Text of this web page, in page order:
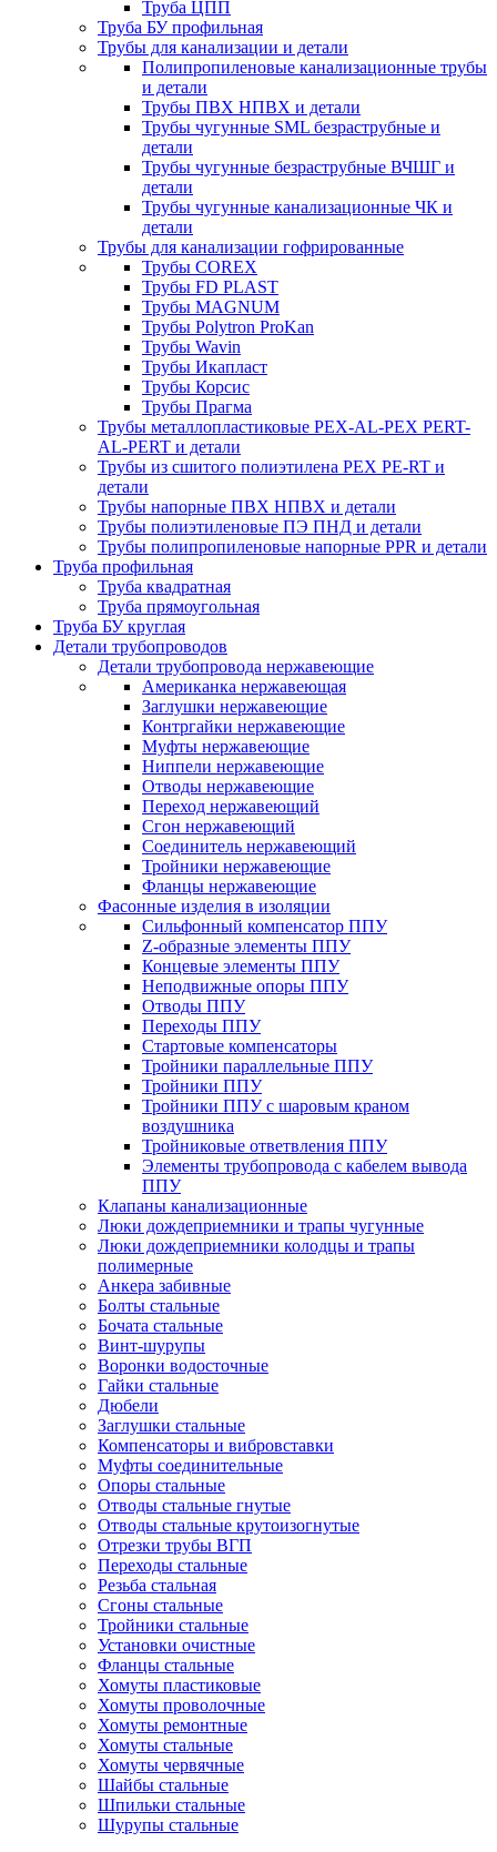
Труба ЦПП
Труба БУ профильная
Трубы для канализации и детали
Полипропиленовые канализационные трубы
и детали
Трубы ПВХ НПВХ и детали
Трубы чугунные SML безраструбные и
детали
Трубы чугунные безраструбные ВЧШГ и
детали
Трубы чугунные канализационные ЧК и
детали
Трубы для канализации гофрированные
Трубы COREX
Трубы FD PLAST
Трубы MAGNUM
Трубы Polytron ProKan
Трубы Wavin
Трубы Икапласт
Трубы Корсис
Трубы Прагма
Трубы металлопластиковые PEX-AL-PEX PERT-
AL-PERT и детали
Трубы из сшитого полиэтилена PEX PE-RT и
детали
Трубы напорные ПВХ НПВХ и детали
Трубы полиэтиленовые ПЭ ПНД и детали
Трубы полипропиленовые напорные PPR и детали
Труба профильная
Труба квадратная
Труба прямоугольная
Труба БУ круглая
Детали трубопроводов
Детали трубопровода нержавеющие
Американка нержавеющая
Заглушки нержавеющие
Контргайки нержавеющие
Муфты нержавеющие
Ниппели нержавеющие
Отводы нержавеющие
Переход нержавеющий
Сгон нержавеющий
Соединитель нержавеющий
Тройники нержавеющие
Фланцы нержавеющие
Фасонные изделия в изоляции
Cильфонный компенсатор ППУ
Z-образные элементы ППУ
Концевые элементы ППУ
Неподвижные опоры ППУ
Отводы ППУ
Переходы ППУ
Стартовые компенсаторы
Тройники параллельные ППУ
Тройники ППУ
Тройники ППУ с шаровым краном
воздушника
Тройниковые ответвления ППУ
Элементы трубопровода с кабелем вывода
ППУ
Клапаны канализационные
Люки дождеприемники и трапы чугунные
Люки дождеприемники колодцы и трапы
полимерные
Анкера забивные
Болты стальные
Бочата стальные
Винт-шурупы
Воронки водосточные
Гайки стальные
Дюбели
Заглушки стальные
Компенсаторы и вибровставки
Муфты соединительные
Опоры стальные
Отводы стальные гнутые
Отводы стальные крутоизогнутые
Отрезки трубы ВГП
Переходы стальные
Резьба стальная
Сгоны стальные
Тройники стальные
Установки очистные
Фланцы стальные
Хомуты пластиковые
Хомуты проволочные
Хомуты ремонтные
Хомуты стальные
Хомуты червячные
Шайбы стальные
Шпильки стальные
Шурупы стальные